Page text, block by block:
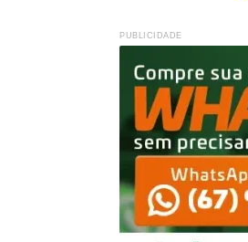
PUBLICIDADE